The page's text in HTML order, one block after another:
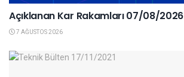
Açıklanan Kar Rakamları 07/08/2026
7 AĞUSTOS 2026